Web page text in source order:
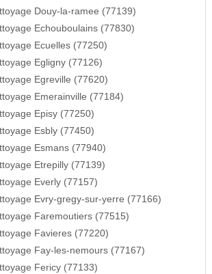
Douy-la-ramee (77139)
Echouboulains (77830)
Ecuelles (77250)
Egligny (77126)
Egreville (77620)
Emerainville (77184)
Episy (77250)
Esbly (77450)
Esmans (77940)
Etrepilly (77139)
Everly (77157)
Evry-gregy-sur-yerre (77166)
Faremoutiers (77515)
Favieres (77220)
Fay-les-nemours (77167)
Fericy (77133)